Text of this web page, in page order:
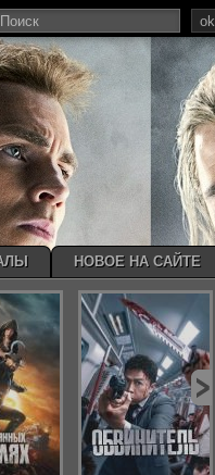
ok
НОВОЕ НА САЙТЕ